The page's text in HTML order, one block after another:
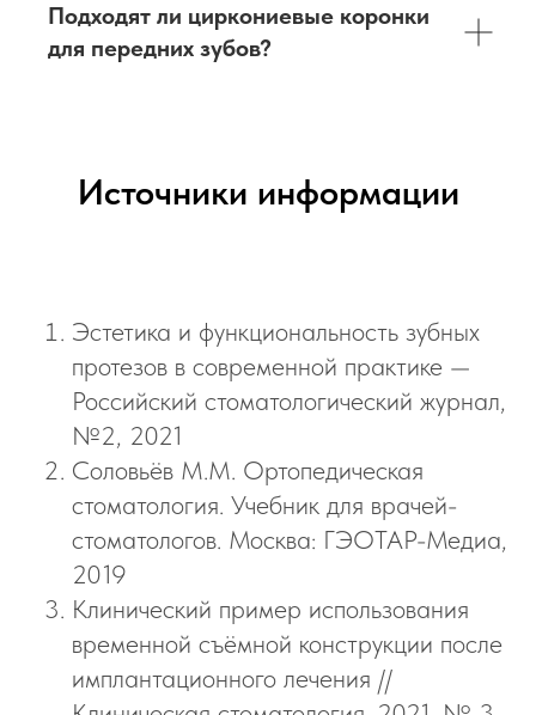
Подходят ли циркониевые коронки
для передних зубов?
Источники информации
Эстетика и функциональность зубных
протезов в современной практике —
Российский стоматологический журнал,
№2, 2021
Соловьёв М.М. Ортопедическая
стоматология. Учебник для врачей-
стоматологов. Москва: ГЭОТАР-Медиа,
2019
Клинический пример использования
временной съёмной конструкции после
имплантационного лечения //